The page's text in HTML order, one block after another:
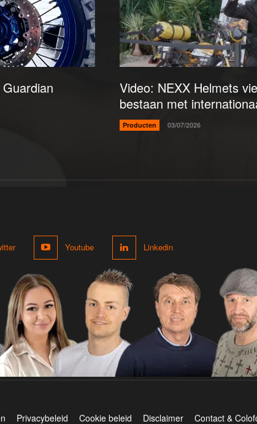
Video: NEXX Helmets
bestaan met
Producten 03/07/2026
Youtube Linkedin
Privacybeleid Cookie beleid Disclaimer Contact &